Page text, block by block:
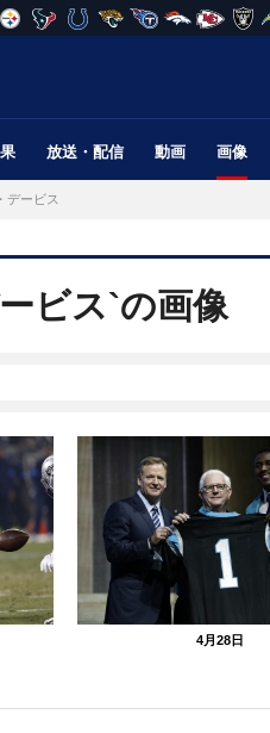
放送・配信 動画 画像
ービス
ビス`の画像
4月28日